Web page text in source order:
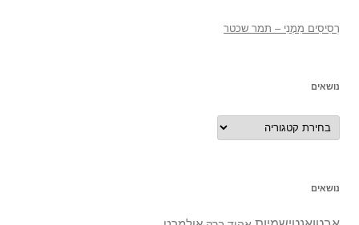
רְסִיסִים מִמֶנִי – תמר שכטר
נושאים
נושאים
נושאים